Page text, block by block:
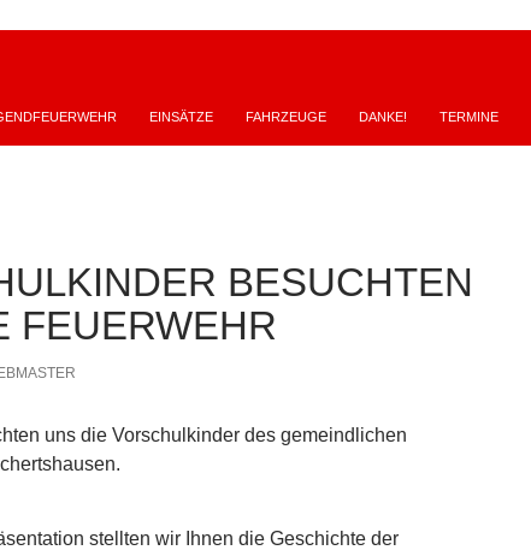
EINSÄTZE FAHRZEUGE DANKE! TERMINE
BESUCHTEN
FEUERWEHR
uns die Vorschulkinder des gemeindlichen
stellten wir Ihnen die Geschichte der